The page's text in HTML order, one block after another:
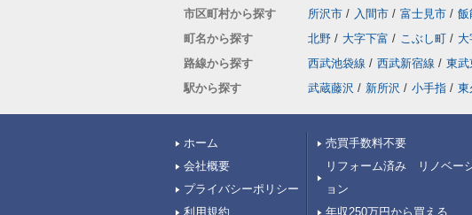
市区町村から探す 所沢市 / 入間市 / 富士見市 / 飯
町名から探す
北野 / 大字下富 / こぶし町 / 大
路線から探す
西武池袋線 / 西武新宿線 / 東武
駅から探す
武蔵藤沢 / 新所沢 / 小手指 / 東
ホーム
会社概要
プライバシーポリシー
利用規約
売買手数料不要
リフォーム済み リノベー
ョン
年収250万円から買える